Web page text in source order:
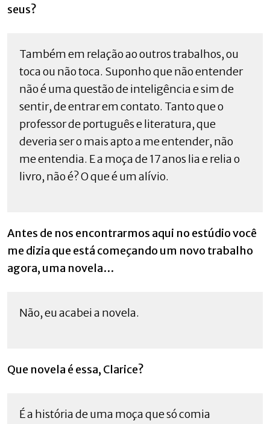
seus?
Também em relação ao outros trabalhos, ou
toca ou não toca. Suponho que não entender
não é uma questão de inteligência e sim de
sentir, de entrar em contato. Tanto que o
professor de português e literatura, que
deveria ser o mais apto a me entender, não
me entendia. E a moça de 17 anos lia e relia o
livro, não é? O que é um alívio.
Antes de nos encontrarmos aqui no estúdio você
me dizia que está começando um novo trabalho
agora, uma novela…
Não, eu acabei a novela.
Que novela é essa, Clarice?
É a história de uma moça que só comia